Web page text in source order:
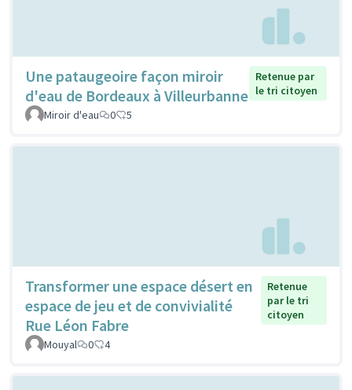
Une pataugeoire façon miroir
d'eau de Bordeaux à Villeurbanne
Retenue par
le tri citoyen
Miroir d'eau
0 5
Transformer une espace désert en
espace de jeu et de convivialité
Rue Léon Fabre
Retenue
par le tri
citoyen
Mouyal 0 4